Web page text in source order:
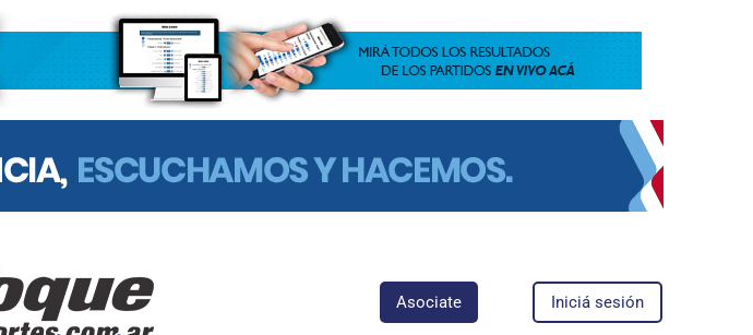
Asociate Iniciá sesión